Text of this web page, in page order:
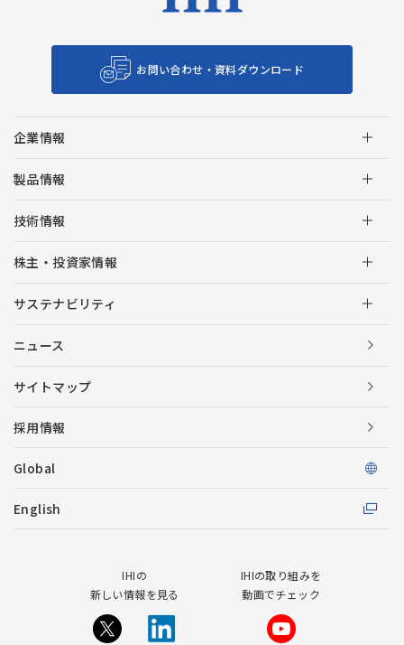
お問い合わせ・資料ダウンロード
企業情報
製品情報
技術情報
株主・投資家情報
サステナビリティ
ニュース
サイトマップ
採用情報
Global
English
IHIの
新しい情報を見る
IHIの取り組みを
動画でチェック